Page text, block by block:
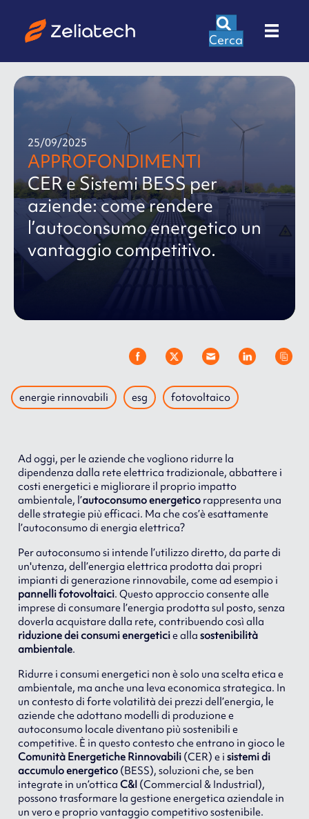
Cerca
25/09/2025
APPROFONDIMENTI
CER e Sistemi BESS per
aziende: come rendere
l’autoconsumo energetico un
vantaggio competitivo.
energie rinnovabili esg fotovoltaico
Ad oggi, per le aziende che vogliono ridurre la
dipendenza dalla rete elettrica tradizionale, abbattere i
costi energetici e migliorare il proprio impatto
ambientale, l’autoconsumo energetico rappresenta una
delle strategie più efficaci. Ma che cos’è esattamente
l’autoconsumo di energia elettrica?
Per autoconsumo si intende l’utilizzo diretto, da parte di
un'utenza, dell’energia elettrica prodotta dai propri
impianti di generazione rinnovabile, come ad esempio i
pannelli fotovoltaici. Questo approccio consente alle
imprese di consumare l’energia prodotta sul posto, senza
doverla acquistare dalla rete, contribuendo così alla
riduzione dei consumi energeticie alla sostenibilità
ambientale.
Ridurre i consumi energetici non è solo una scelta etica e
ambientale, ma anche una leva economica strategica. In
un contesto di forte volatilità dei prezzi dell’energia, le
aziende che adottano modelli di produzione e
autoconsumo locale diventano più sostenibili e
competitive. È in questo contesto che entrano in gioco le
Comunità Energetiche Rinnovabili (CER) e i sistemi di
accumulo energetico (BESS), soluzioni che, se ben
integrate in un’ottica C&I (Commercial & Industrial),
possono trasformare la gestione energetica aziendale in
un vero e proprio vantaggio competitivo sostenibile.